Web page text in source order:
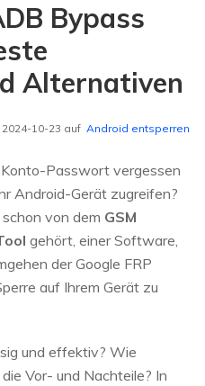
Bypass
Alternativen
10-23 auf Android entsperren
Passwort vergessen
Android-Gerät zugreifen?
von dem GSM
gehört, einer Software,
der Google FRP
auf Ihrem Gerät zu
und effektiv? Wie
Vor- und Nachteile? In